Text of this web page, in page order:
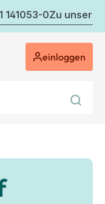
141053-0Zu
einloggen